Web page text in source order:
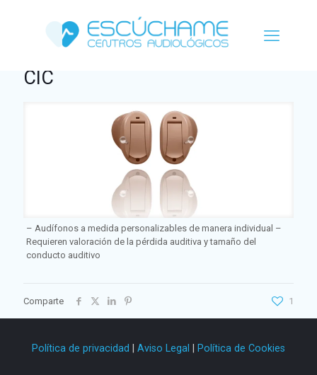
CIC
– Audífonos a medida personalizables de manera individual –
Requieren valoración de la pérdida auditiva y tamaño del
conducto auditivo
Comparte 1
Política de privacidad | Aviso Legal | Política de Cookies